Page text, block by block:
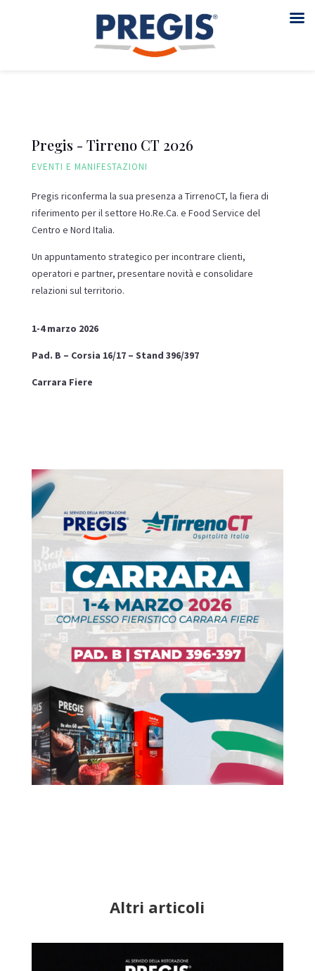
Pregis - Tirreno CT 2026
EVENTI E MANIFESTAZIONI
Pregis riconferma la sua presenza a TirrenoCT, la fiera di
riferimento per il settore Ho.Re.Ca. e Food Service del
Centro e Nord Italia.
Un appuntamento strategico per incontrare clienti,
operatori e partner, presentare novità e consolidare
relazioni sul territorio.
1-4 marzo 2026
Pad. B – Corsia 16/17 – Stand 396/397
Carrara Fiere
Altri articoli